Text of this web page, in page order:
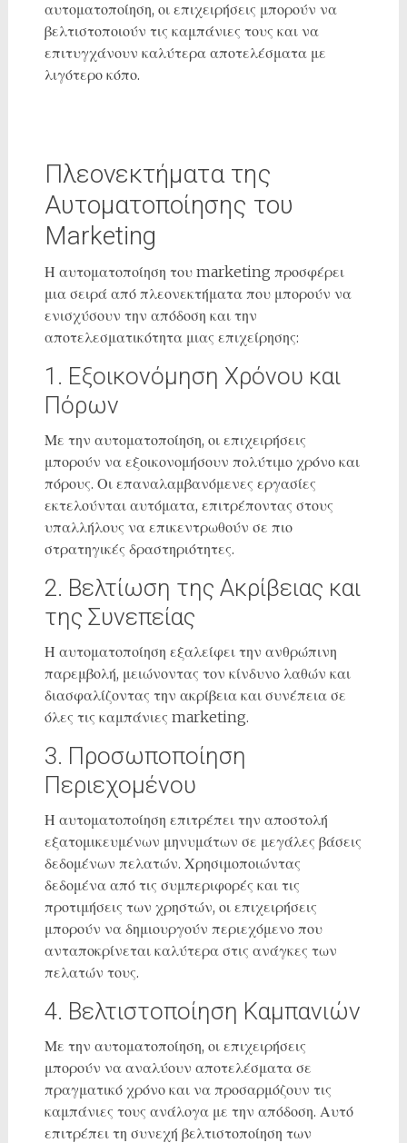
αυτοματοποίηση, οι επιχειρήσεις μπορούν να
βελτιστοποιούν τις καμπάνιες τους και να
επιτυγχάνουν καλύτερα αποτελέσματα με
λιγότερο κόπο.
Πλεονεκτήματα της
Αυτοματοποίησης του
Marketing
Η αυτοματοποίηση του marketing προσφέρει
μια σειρά από πλεονεκτήματα που μπορούν να
ενισχύσουν την απόδοση και την
αποτελεσματικότητα μιας επιχείρησης:
1. Εξοικονόμηση Χρόνου και
Πόρων
Με την αυτοματοποίηση, οι επιχειρήσεις
μπορούν να εξοικονομήσουν πολύτιμο χρόνο και
πόρους. Οι επαναλαμβανόμενες εργασίες
εκτελούνται αυτόματα, επιτρέποντας στους
υπαλλήλους να επικεντρωθούν σε πιο
στρατηγικές δραστηριότητες.
2. Βελτίωση της Ακρίβειας και
της Συνεπείας
Η αυτοματοποίηση εξαλείφει την ανθρώπινη
παρεμβολή, μειώνοντας τον κίνδυνο λαθών και
διασφαλίζοντας την ακρίβεια και συνέπεια σε
όλες τις καμπάνιες marketing.
3. Προσωποποίηση
Περιεχομένου
Η αυτοματοποίηση επιτρέπει την αποστολή
εξατομικευμένων μηνυμάτων σε μεγάλες βάσεις
δεδομένων πελατών. Χρησιμοποιώντας
δεδομένα από τις συμπεριφορές και τις
προτιμήσεις των χρηστών, οι επιχειρήσεις
μπορούν να δημιουργούν περιεχόμενο που
ανταποκρίνεται καλύτερα στις ανάγκες των
πελατών τους.
4. Βελτιστοποίηση Καμπανιών
Με την αυτοματοποίηση, οι επιχειρήσεις
μπορούν να αναλύουν αποτελέσματα σε
πραγματικό χρόνο και να προσαρμόζουν τις
καμπάνιες τους ανάλογα με την απόδοση. Αυτό
επιτρέπει τη συνεχή βελτιστοποίηση των